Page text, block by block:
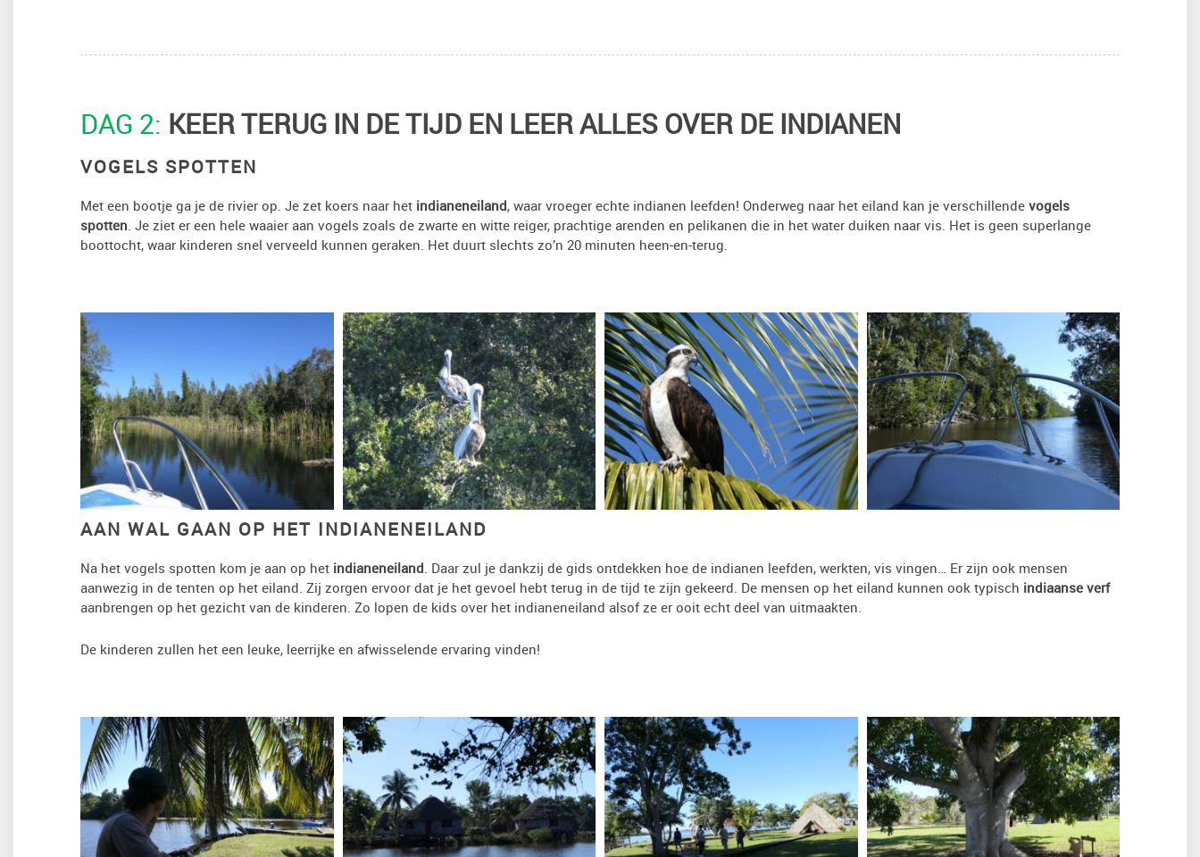
DAG 2: KEER TERUG IN DE TIJD EN LEER ALLES OVER DE INDIANEN
VOGELS SPOTTEN
Met een bootje ga je de rivier op. Je zet koers naar het indianeneiland, waar vroeger echte indianen leefden! Onderweg naar het eiland kan je verschillende vogels
spotten . Je ziet er een hele waaier aan vogels zoals de zwarte en witte reiger, prachtige arenden en pelikanen die in het water duiken naar vis. Het is geen superlange
boottocht, waar kinderen snel verveeld kunnen geraken. Het duurt slechts zo’n 20 minuten heen-en-terug.
AAN WAL GAAN OP HET INDIANENEILAND
Na het vogels spotten kom je aan op het indianeneiland. Daar zul je dankzij de gids ontdekken hoe de indianen leefden, werkten, vis vingen… Er zijn ook mensen
aanwezig in de tenten op het eiland. Zij zorgen ervoor dat je het gevoel hebt terug in de tijd te zijn gekeerd. De mensen op het eiland kunnen ook typisch indiaanse verf
aanbrengen op het gezicht van de kinderen. Zo lopen de kids over het indianeneiland alsof ze er ooit echt deel van uitmaakten.
De kinderen zullen het een leuke, leerrijke en afwisselende ervaring vinden!